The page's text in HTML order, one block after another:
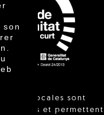
ventes locales sont
et permettent